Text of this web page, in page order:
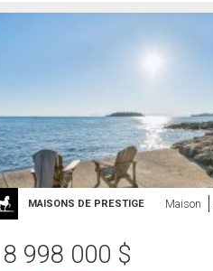
MAISONS DE PRESTIGE Maison
8 998 000 $